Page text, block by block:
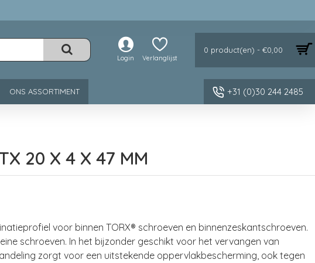
Login Verlanglijst
0 product(en) - €0,00
ONS ASSORTIMENT +31 (0)30 244 2485
20 X 4 X 47 MM
voor binnen TORX® schroeven en binnenzeskantschroeven.
schroeven. In het bijzonder geschikt voor het vervangen van
zorgt voor een uitstekende oppervlakbescherming, ook tegen